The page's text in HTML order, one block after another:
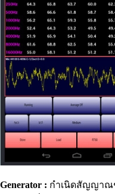
Generator : กำเนิดสัญญาณ